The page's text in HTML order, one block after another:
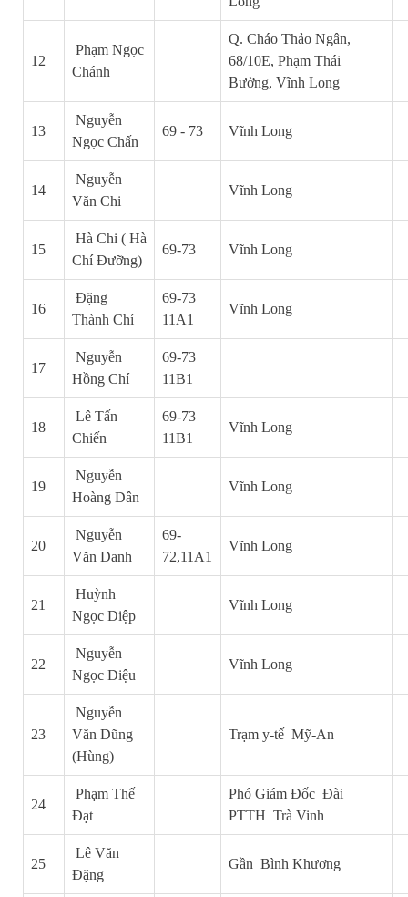
12
Phạm Ngọc
Chánh
Q. Cháo Thảo Ngân,
68/10E, Phạm Thái
Bường, Vĩnh Long
13
Nguyễn
Ngọc Chấn
69 - 73 Vĩnh Long
14
Nguyễn
Văn Chi
Vĩnh Long
15
Hà Chi ( Hà
Chí Đưỡng)
69-73 Vĩnh Long
16
Đặng
Thành Chí
69-73
11A1
Vĩnh Long
17
Nguyễn
Hồng Chí
69-73
11B1
18
Lê Tấn
Chiến
69-73
11B1
Vĩnh Long
19
Nguyễn
Hoàng Dân
Vĩnh Long
20
Nguyễn
Văn Danh
69-
72,11A1
Vĩnh Long
21
Huỳnh
Ngọc Diệp
Vĩnh Long
22
Nguyễn
Ngọc Diệu
Vĩnh Long
23
Nguyễn
Văn Dũng
(Hùng)
Trạm y-tế Mỹ-An
24
Phạm Thế
Đạt
Phó Giám Đốc Đài
PTTH Trà Vinh
25
Lê Văn
Đặng
Gần Bình Khương